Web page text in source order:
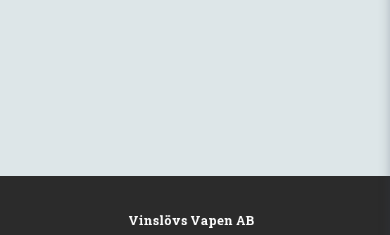
Vinslövs Vapen AB